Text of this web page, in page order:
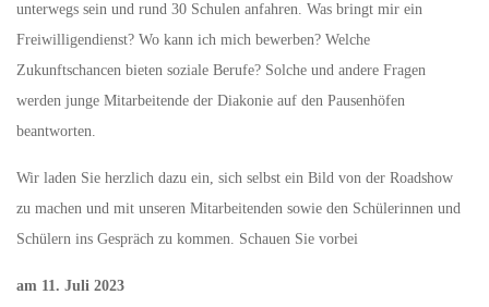
unterwegs sein und rund 30 Schulen anfahren. Was bringt mir ein
Freiwilligendienst? Wo kann ich mich bewerben? Welche
Zukunftschancen bieten soziale Berufe? Solche und andere Fragen
werden junge Mitarbeitende der Diakonie auf den Pausenhöfen
beantworten.
Wir laden Sie herzlich dazu ein, sich selbst ein Bild von der Roadshow
zu machen und mit unseren Mitarbeitenden sowie den Schülerinnen und
Schülern ins Gespräch zu kommen. Schauen Sie vorbei
am 11. Juli 2023